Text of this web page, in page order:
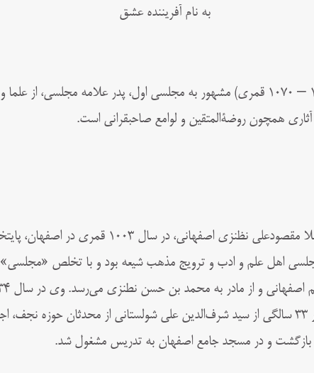
به نام آفریننده عشق
(۱۰۰۳ – ۱۰۷۰ قمری) مشهور به مجلسی اول، پدر علامه مجلسی، از
همچون روضة‌المتقین و لوامع صاحبقرانی است.
محمدتقی مجلسی پسر ملا مقصودعلی نظنزی اصفهانی، در
اهل علم و ادب و ترویج مذهب شیعه بود و با تخلص
سالگی به نجف رفت و در ۳۳ سالگی از سید شرف‌‌الدین علی شولستانی از محدثان حوزه
و در مسجد جامع اصفهان به تدریس مشغول شد.